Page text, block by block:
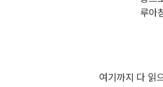
루아
여기까지 다 읽